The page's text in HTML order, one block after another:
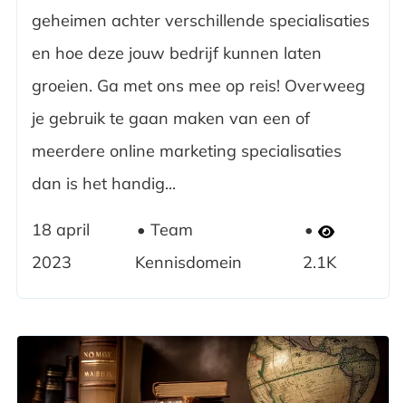
geheimen achter verschillende specialisaties
en hoe deze jouw bedrijf kunnen laten
groeien. Ga met ons mee op reis! Overweeg
je gebruik te gaan maken van een of
meerdere online marketing specialisaties
dan is het handig...
18 april
2023
Team
Kennisdomein
2.1K